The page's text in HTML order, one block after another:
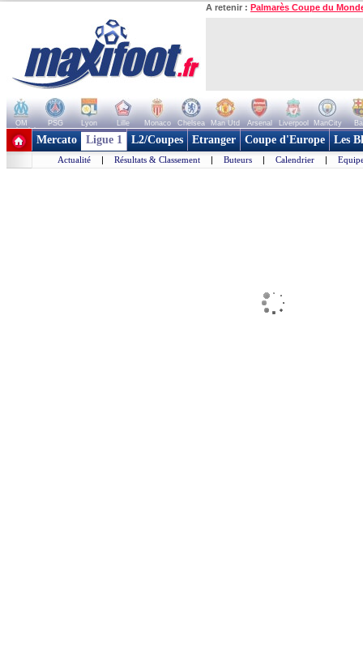
A retenir : Palmarès Coupe du
OM PSG Lyon Lille Monaco Chelsea Man Utd Arsenal Liverpool ManCity
+ de clubs
Mercato Ligue 1 L2/Coupes Etranger Coupe d'Europe Les
Actualité | Résultats & Classement | Buteurs | Calendrier |